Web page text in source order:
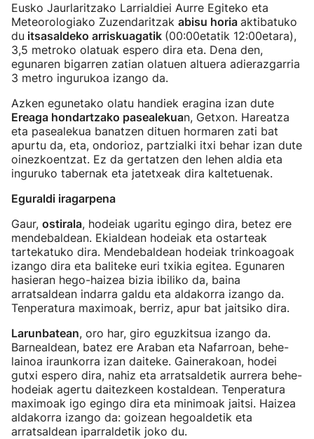
Eusko Jaurlaritzako Larrialdiei Aurre Egiteko eta
Meteorologiako Zuzendaritzak abisu horia aktibatuko
du itsasaldeko arriskuagatik (00:00etatik 12:00etara),
3,5 metroko olatuak espero dira eta. Dena den,
egunaren bigarren zatian olatuen altuera adierazgarria
3 metro ingurukoa izango da.
Azken egunetako olatu handiek eragina izan dute
Ereaga hondartzako pasealekuan, Getxon. Hareatza
eta pasealekua banatzen dituen hormaren zati bat
apurtu da, eta, ondorioz, partzialki itxi behar izan dute
oinezkoentzat. Ez da gertatzen den lehen aldia eta
inguruko tabernak eta jatetxeak dira kaltetuenak.
Eguraldi iragarpena
Gaur, ostirala, hodeiak ugaritu egingo dira, betez ere
mendebaldean. Ekialdean hodeiak eta ostarteak
tartekatuko dira. Mendebaldean hodeiak trinkoagoak
izango dira eta baliteke euri txikia egitea. Egunaren
hasieran hego-haizea bizia ibiliko da, baina
arratsaldean indarra galdu eta aldakorra izango da.
Tenperatura maximoak, berriz, apur bat jaitsiko dira.
Larunbatean, oro har, giro eguzkitsua izango da.
Barnealdean, batez ere Araban eta Nafarroan, behe-
lainoa iraunkorra izan daiteke. Gainerakoan, hodei
gutxi espero dira, nahiz eta arratsaldetik aurrera behe-
hodeiak agertu daitezkeen kostaldean. Tenperatura
maximoak igo egingo dira eta minimoak jaitsi. Haizea
aldakorra izango da: goizean hegoaldetik eta
arratsaldean iparraldetik joko du.